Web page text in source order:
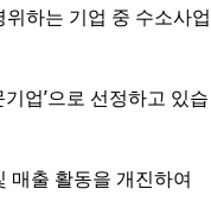
하는 기업 중 수소사업
업’으로 선정하고 있습
매출 활동을 개진하여